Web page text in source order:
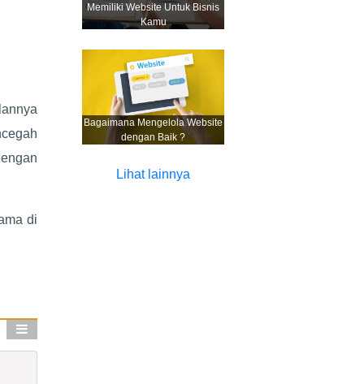
di
Memiliki Website Untuk Bisnis
Kamu
Bagaimana Mengelola Website
dengan Baik ?
Lihat lainnya